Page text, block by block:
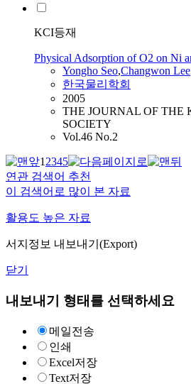
KCI등재
Physical Adsorption of O2 on Ni
Yongho Seo,Changwon Lee
한국물리학회
2005
THE JOURNAL OF THE
SOCIETY
Vol.46 No.2
12345
연관 검색어 추천
이 검색어로 많이 본 자료
활용도 높은 자료
서지정보 내보내기(Export)
닫기
내보내기 형태를 선택하세요
메일전송
인쇄
Excel저장
Text저장